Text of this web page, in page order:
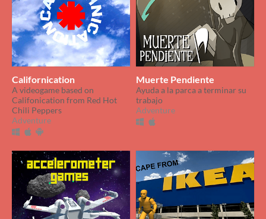
Californication
A videogame based on
Califonication from Red Hot
Chili Peppers
Adventure
Muerte Pendiente
Ayuda a la parca a terminar su
trabajo
Adventure